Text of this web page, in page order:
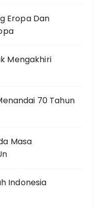
Eropa Dan
Mengakhiri
70 Tahun
Masa
Indonesia